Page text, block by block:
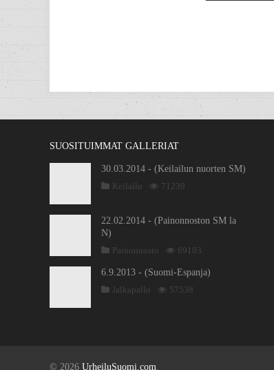
SUOSITUIMMAT GALLERIAT
30.03.2014 - (Keilailun nuorten SM)
Keilailu
71239
22.02.2014 - (Painonnoston SM la
N)
Painonnosto
69103
6.9.2013 - (Suomi-Espanja)
Jalkapallo
57538
© 2026 UrheiluSuomi.com.